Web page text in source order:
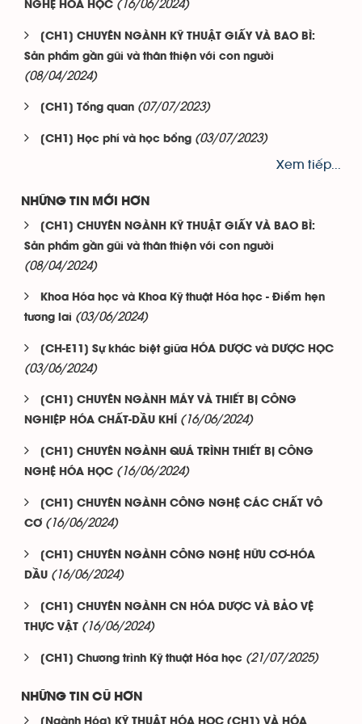
NGHỆ HÓA HỌC (16/06/2024)
[CH1] CHUYÊN NGÀNH KỸ THUẬT GIẤY VÀ BAO BÌ:
Sản phẩm gần gũi và thân thiện với con người
(08/04/2024)
[CH1] Tổng quan (07/07/2023)
[CH1] Học phí và học bổng (03/07/2023)
Xem tiếp...
NHỮNG TIN MỚI HƠN
[CH1] CHUYÊN NGÀNH KỸ THUẬT GIẤY VÀ BAO BÌ:
Sản phẩm gần gũi và thân thiện với con người
(08/04/2024)
Khoa Hóa học và Khoa Kỹ thuật Hóa học - Điểm hẹn
tương lai (03/06/2024)
[CH-E11] Sự khác biệt giữa HÓA DƯỢC và DƯỢC HỌC
(03/06/2024)
[CH1] CHUYÊN NGÀNH MÁY VÀ THIẾT BỊ CÔNG
NGHIỆP HÓA CHẤT-DẦU KHÍ
(16/06/2024)
[CH1] CHUYÊN NGÀNH QUÁ TRÌNH THIẾT BỊ CÔNG
NGHỆ HÓA HỌC (16/06/2024)
[CH1] CHUYÊN NGÀNH CÔNG NGHỆ CÁC CHẤT VÔ
CƠ (16/06/2024)
[CH1] CHUYÊN NGÀNH CÔNG NGHỆ HỮU CƠ-HÓA
DẦU (16/06/2024)
[CH1] CHUYÊN NGÀNH CN HÓA DƯỢC VÀ BẢO VỆ
THỰC VẬT
(16/06/2024)
[CH1] Chương trình Kỹ thuật Hóa học (21/07/2025)
NHỮNG TIN CŨ HƠN